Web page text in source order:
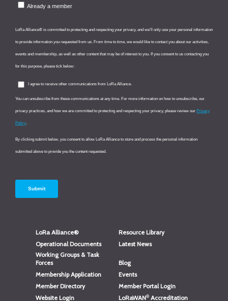
LoRa Alliance®
Resource Library
Operational Documents
Latest News
Working Groups & Task
Forces
Blog
Membership Application
Events
Member Directory
Member Portal Login
Website Login
LoRaWAN® Accreditation